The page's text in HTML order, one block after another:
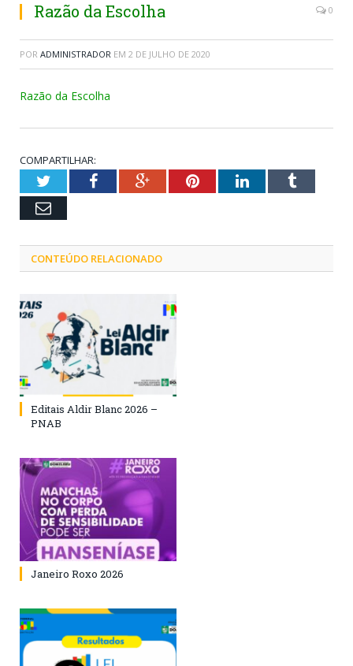
Razão da Escolha 0
POR ADMINISTRADOR EM 2 DE JULHO DE 2020
Razão da Escolha
COMPARTILHAR:
TwitterFacebookGoogle+PinterestLinkedInTumblr
Email
CONTEÚDO RELACIONADO
Editais Aldir Blanc 2026 –
PNAB
Janeiro Roxo 2026